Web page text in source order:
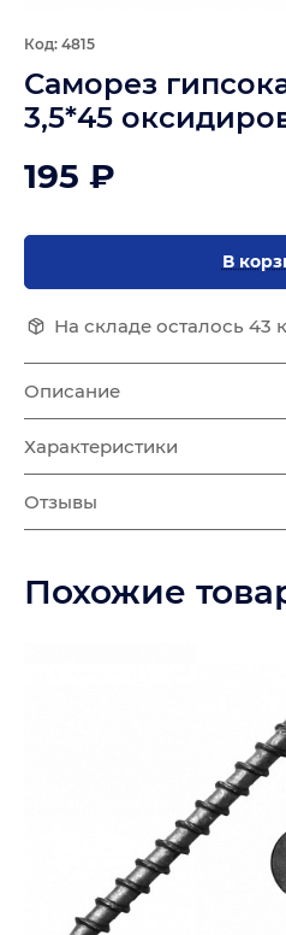
Код: 4815
Саморез
3,5*45
195 ₽
В
На складе осталось 43
Описание
Характеристики
Отзывы
Похожие